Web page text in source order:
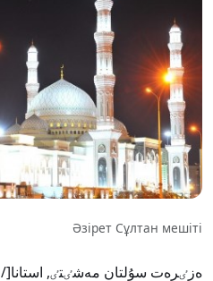
Әзірет Сұлтан мешіті
ەزٸرەت سۇلتان مەشٸتٸ, استانا[/caption]